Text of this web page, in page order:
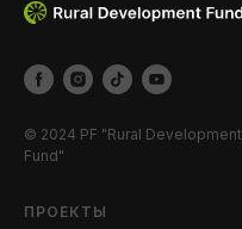
© 2024 PF "Rural Development
Fund"
ПРОЕКТЫ